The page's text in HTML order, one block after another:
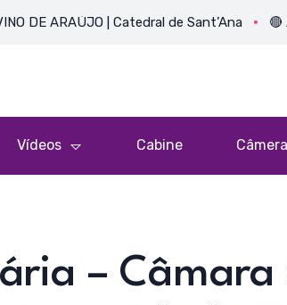
ARAÚJO | Catedral de Sant’Ana 🔴 AO
Vídeos Cabine
– Câmara